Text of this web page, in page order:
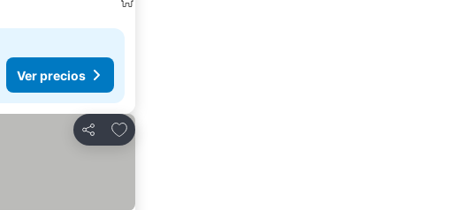
Ver precios
Compartir
Agregar a favoritos